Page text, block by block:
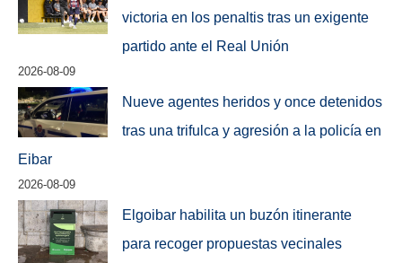
victoria en los penaltis tras un exigente
partido ante el Real Unión
2026-08-09
Nueve agentes heridos y once detenidos
tras una trifulca y agresión a la policía en
Eibar
2026-08-09
Elgoibar habilita un buzón itinerante
para recoger propuestas vecinales